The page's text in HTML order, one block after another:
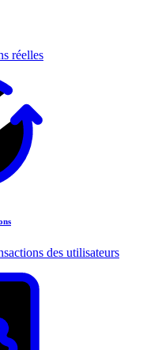
réelles
des utilisateurs